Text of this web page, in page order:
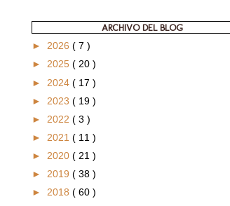
ARCHIVO DEL BLOG
► 2026 ( 7 )
► 2025 ( 20 )
► 2024 ( 17 )
► 2023 ( 19 )
► 2022 ( 3 )
► 2021 ( 11 )
► 2020 ( 21 )
► 2019 ( 38 )
► 2018 ( 60 )